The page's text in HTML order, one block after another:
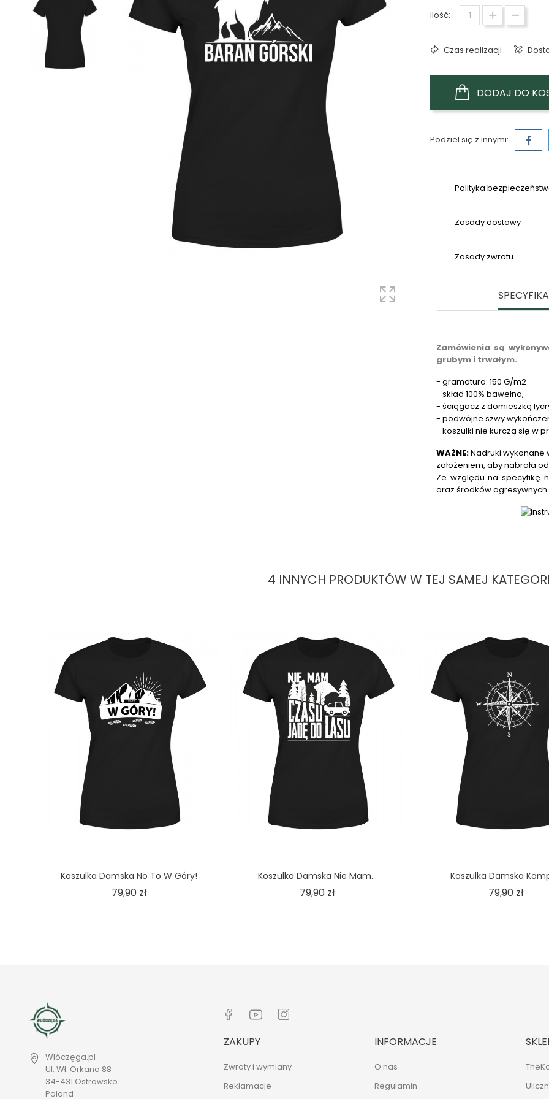
Ilość:
Czas realizacji
DODAJ DO
Podziel się z innymi:
Polityka
Zasady dostawy
Zasady zwrotu
Zamówienia są
grubym i trwałym.
- gramatura: 150 G/m2
- skład 100% bawełna,
- ściągacz z domieszką
- podwójne szwy
- koszulki nie kurczą się w
WAŻNE:Nadruki wykonane
założeniem, aby nabrała
Ze względu na specyfikę
oraz środków
4 INNYCH PRODUKTÓW W TEJ SAMEJ
Koszulka Damska No To W Góry!
79,90 złCena
Koszulka Damska Nie Mam...
79,90 złCena
Koszulka Damska
79,90 złCena
Włóczęga.pl
Ul. Wł. Orkana 88
34-431 Ostrowsko
Poland
ZAKUPY
Zwroty i wymiany
Reklamacje
INFORMACJE
O nas
Regulamin